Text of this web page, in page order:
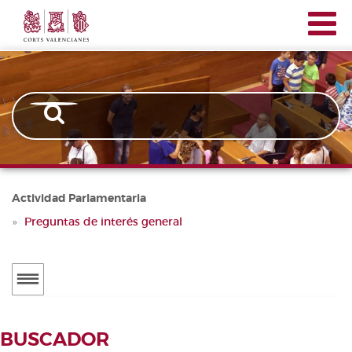
Pasar
contenido
principal
Corts
Valencianes
Actividad Parlamentaria
Preguntas de interés general
Menú
Noticias
BUSCADOR DE TRAMITACIONES
BUSCADOR